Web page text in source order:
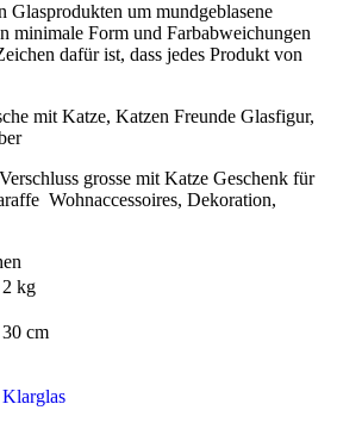
Glasprodukten um mundgeblasene
minimale Form und Farbabweichungen
dafür ist, dass jedes Produkt von
mit Katze, Katzen Freunde Glasfigur,
grosse mit Katze Geschenk für
Wohnaccessoires, Dekoration,
2 kg
30 cm
Klarglas